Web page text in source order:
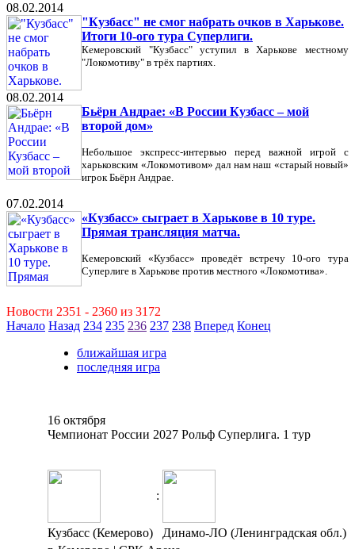
08.02.2014
"Кузбасс" не смог набрать очков в Харькове.
Итоги 10-ого тура Суперлиги.
Кемеровский "Кузбасс" уступил в Харькове местному
"Локомотиву" в трёх партиях.
08.02.2014
Бьёрн Андрае: «В России Кузбасс – мой
второй дом»
Небольшое экспресс-интервью перед важной игрой с
харьковским «Локомотивом» дал нам наш «старый новый»
игрок Бьёрн Андрае.
07.02.2014
«Кузбасс» сыграет в Харькове в 10 туре.
Прямая трансляция матча.
Кемеровский «Кузбасс» проведёт встречу 10-ого тура
Суперлиге в Харькове против местного «Локомотива».
Новости 2351 - 2360 из 3172
Начало Назад 234 235 236 237 238 Вперед Конец
ближайшая игра
последняя игра
16 октября
Чемпионат России 2027 Рольф Суперлига. 1 тур
:
Кузбасс (Кемерово)
Динамо-ЛО (Ленинградская обл.)